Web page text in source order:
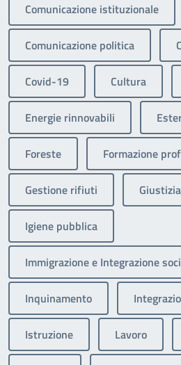
Comunicazione istituzionale
Comunicazione politica
Covid-19 Cultura
Energie rinnovabili
Foreste Formazione
Gestione rifiuti Giustizia
Igiene pubblica
Immigrazione e Integrazione
Inquinamento
Istruzione Lavoro